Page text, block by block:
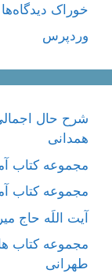
خوراک دیدگاه‌ها
وردپرس
شرح حال
همدانی
مجموعه کتاب
مجموعه کتاب
آیت اللَه حاج
مجموعه کتاب
طهرانی